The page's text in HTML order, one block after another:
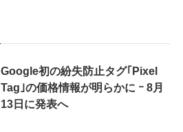
Google初の紛失防止タグ｢Pixel
Tag｣の価格情報が明らかに ｰ 8月
13日に発表へ